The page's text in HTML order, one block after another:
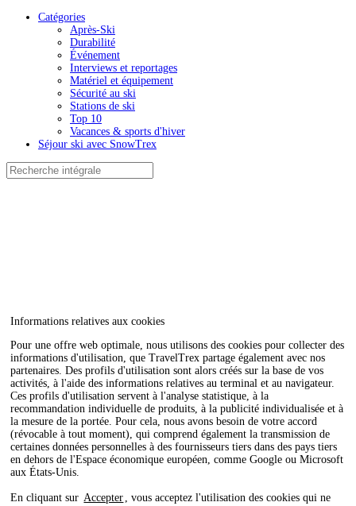
Informations relatives aux cookies
Pour une offre web optimale, nous utilisons des cookies pour collecter des
informations d'utilisation, que TravelTrex partage également avec nos
partenaires. Des profils d'utilisation sont alors créés sur la base de vos
activités, à l'aide des informations relatives au terminal et au navigateur.
Ces profils d'utilisation servent à l'analyse statistique, à la
recommandation individuelle de produits, à la publicité individualisée et à
la mesure de la portée. Pour cela, nous avons besoin de votre accord
(révocable à tout moment), qui comprend également la transmission de
certaines données personnelles à des fournisseurs tiers dans des pays tiers
en dehors de l'Espace économique européen, comme Google ou Microsoft
aux États-Unis.
En cliquant sur Accepter
, vous acceptez l'utilisation des cookies qui ne
Catégories
Après-Ski
Durabilité
Événement
Interviews et reportages
Matériel et équipement
Sécurité au ski
Stations de ski
Top 10
Vacances & sports d'hiver
Séjour ski avec SnowTrex